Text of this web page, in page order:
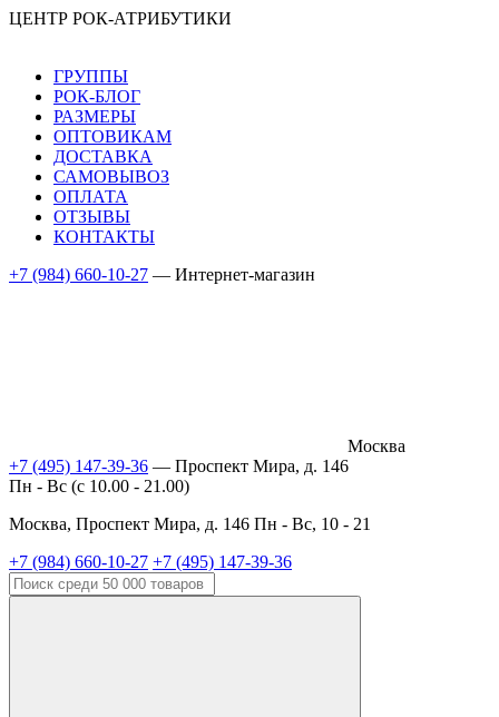
ЦЕНТР РОК-АТРИБУТИКИ
ГРУППЫ
РОК-БЛОГ
РАЗМЕРЫ
ОПТОВИКАМ
ДОСТАВКА
САМОВЫВОЗ
ОПЛАТА
ОТЗЫВЫ
КОНТАКТЫ
+7 (984) 660-10-27 — Интернет-магазин
Москва
+7 (495) 147-39-36 — Проспект Мира, д. 146
Пн - Вс (c 10.00 - 21.00)
Москва, Проспект Мира, д. 146 Пн - Вс, 10 - 21
+7 (984) 660-10-27 +7 (495) 147-39-36